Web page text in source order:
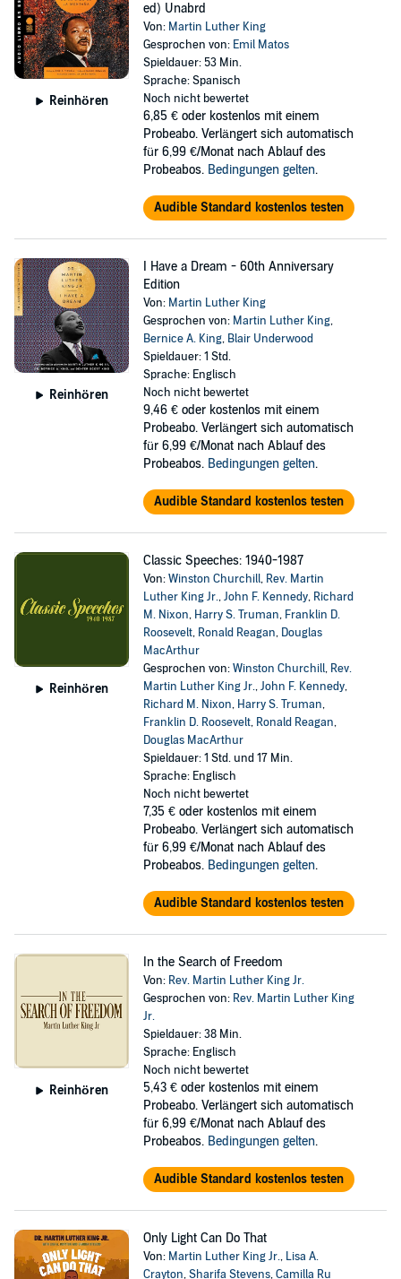
Reinhören
ed) Unabrd
Von: Martin Luther King
Gesprochen von: Emil Matos
Spieldauer: 53 Min.
Sprache: Spanisch
Noch nicht bewertet
6,85 € oder kostenlos mit einem
Probeabo. Verlängert sich automatisch
für 6,99 €/Monat nach Ablauf des
Probeabos. Bedingungen gelten.
Audible Standard kostenlos testen
Reinhören
I Have a Dream - 60th Anniversary
Edition
Von: Martin Luther King
Gesprochen von: Martin Luther King,
Bernice A. King, Blair Underwood
Spieldauer: 1 Std.
Sprache: Englisch
Noch nicht bewertet
9,46 € oder kostenlos mit einem
Probeabo. Verlängert sich automatisch
für 6,99 €/Monat nach Ablauf des
Probeabos. Bedingungen gelten.
Audible Standard kostenlos testen
Reinhören
Classic Speeches: 1940-1987
Von:Winston Churchill, Rev. Martin
Luther King Jr.,John F. Kennedy, Richard
M. Nixon, Harry S. Truman, Franklin D.
Roosevelt, Ronald Reagan, Douglas
MacArthur
Gesprochen von:Winston Churchill, Rev.
Martin Luther King Jr.,John F. Kennedy,
Richard M. Nixon, Harry S. Truman,
Franklin D. Roosevelt, Ronald Reagan,
Douglas MacArthur
Spieldauer: 1 Std. und 17 Min.
Sprache: Englisch
Noch nicht bewertet
7,35 € oder kostenlos mit einem
Probeabo. Verlängert sich automatisch
für 6,99 €/Monat nach Ablauf des
Probeabos. Bedingungen gelten.
Audible Standard kostenlos testen
Reinhören
In the Search of Freedom
Von: Rev. Martin Luther King Jr.
Gesprochen von: Rev. Martin Luther King
Jr.
Spieldauer: 38 Min.
Sprache: Englisch
Noch nicht bewertet
5,43 € oder kostenlos mit einem
Probeabo. Verlängert sich automatisch
für 6,99 €/Monat nach Ablauf des
Probeabos. Bedingungen gelten.
Audible Standard kostenlos testen
Only Light Can Do That
Von: Martin Luther King Jr., Lisa A.
Crayton,Sharifa Stevens,Camilla Ru